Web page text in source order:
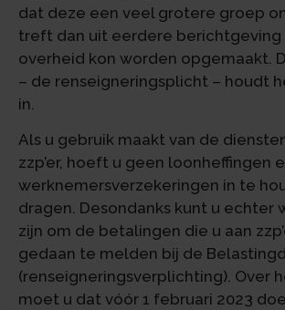
dat deze een veel grotere groep
treft dan uit eerdere berichtgeving
overheid kon worden opgemaakt.
– de renseigneringsplicht – houdt
in.
Als u gebruik maakt van de
zzp’er, hoeft u geen loonheffingen
werknemersverzekeringen in te
dragen. Desondanks kunt u echter
zijn om de betalingen die u aan
gedaan te melden bij de
(renseigneringsverplichting). Over
moet u dat vóór 1 februari 2023